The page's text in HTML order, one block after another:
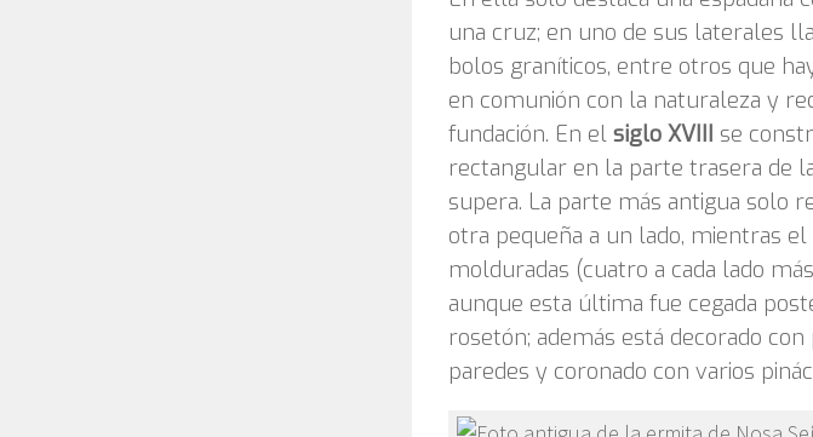
una cruz; en uno de sus laterales
bolos graníticos, entre otros que
en comunión con la naturaleza y
fundación. En el siglo XVIII se
rectangular en la parte trasera de
supera. La parte más antigua solo
otra pequeña a un lado, mientras el
molduradas (cuatro a cada lado
aunque esta última fue cegada
rosetón; además está decorado
paredes y coronado con varios